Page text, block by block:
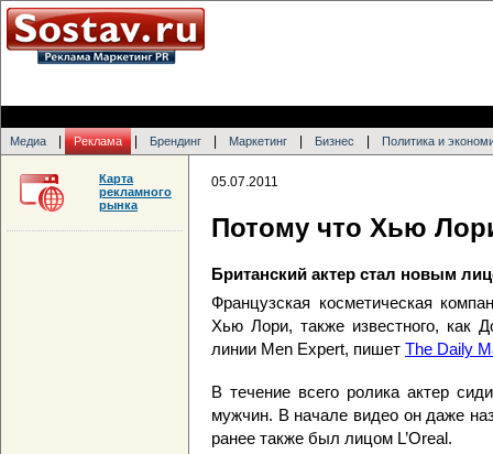
Медиа Реклама Брендинг Маркетинг Бизнес Политика и
05.07.2011
Потому что Хью
Британский актер стал новым
Французская косметическая
Хью Лори, также известного, как
линии Men Expert, пишет The Daily
В течение всего ролика актер
мужчин. В начале видео он даже
ранее также был лицом L’Oreal.
Карта
рекламного
рынка